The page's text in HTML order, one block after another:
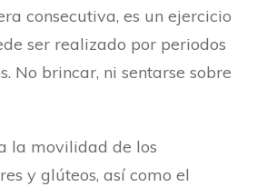
consecutiva, es un ejercicio
ser realizado por periodos
No brincar, ni sentarse sobre
la movilidad de los
y glúteos, así como el